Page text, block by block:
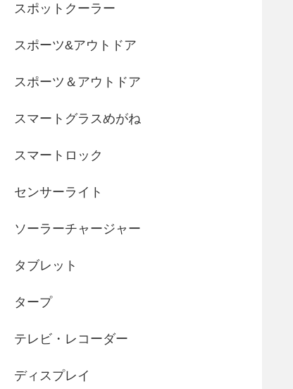
スポットクーラー
スポーツ&アウトドア
スポーツ＆アウトドア
スマートグラスめがね
スマートロック
センサーライト
ソーラーチャージャー
タブレット
タープ
テレビ・レコーダー
ディスプレイ